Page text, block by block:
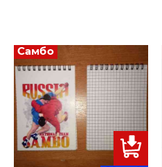
Самбо